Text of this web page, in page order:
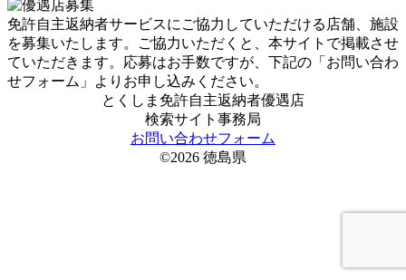
免許自主返納者サービスにご協力していただける店舗、施設
を募集いたします。ご協力いただくと、本サイトで掲載させ
ていただきます。応募はお手数ですが、下記の「お問い合わ
せフォーム」よりお申し込みください。
とくしま免許自主返納者優遇店
検索サイト事務局
お問い合わせフォーム
©2026 徳島県